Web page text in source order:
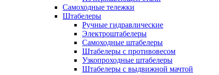
Самоходные тележки
Штабелеры
Ручные гидравлические
Электроштабелеры
Самоходные штабелеры
Штабелеры с противовесом
Узкопроходные штабелеры
Штабелеры с выдвижной мачтой